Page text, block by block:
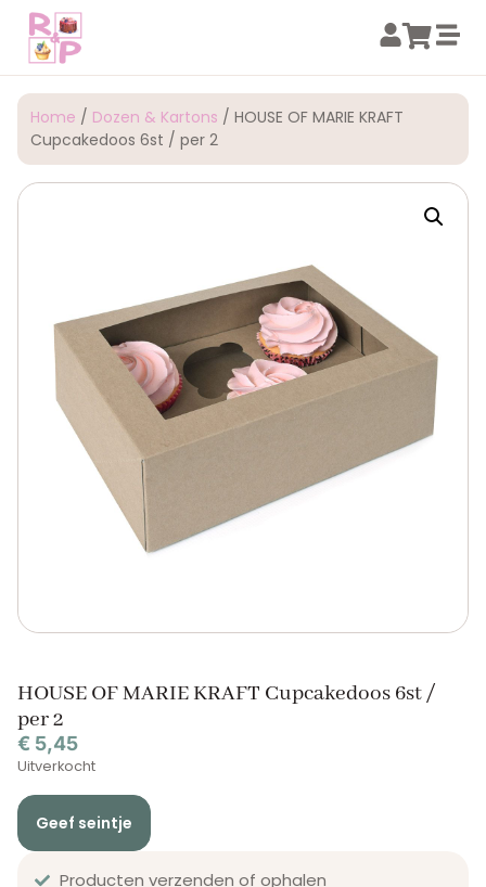
Home / Dozen & Kartons / HOUSE OF MARIE KRAFT
Cupcakedoos 6st / per 2
HOUSE OF MARIE KRAFT Cupcakedoos 6st /
per 2
€ 5,45
Uitverkocht
Geef seintje
Producten verzenden of ophalen